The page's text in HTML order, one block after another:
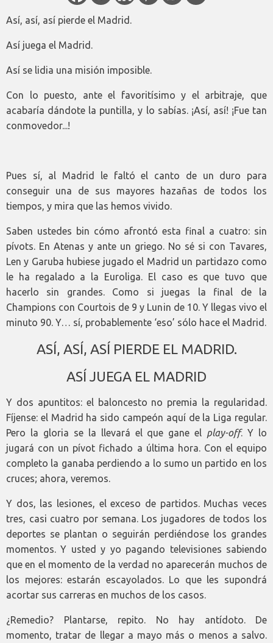
Así, así, así pierde el Madrid.
Así juega el Madrid.
Así se lidia una misión imposible.
Con lo puesto, ante el favoritísimo y el arbitraje, que
acabaría dándote la puntilla, y lo sabías. ¡Así, así! ¡Fue tan
conmovedor...!
Pues sí, al Madrid le faltó el canto de un duro para
conseguir una de sus mayores hazañas de todos los
tiempos, y mira que las hemos vivido.
Saben ustedes bin cómo afrontó esta final a cuatro: sin
pívots. En Atenas y ante un griego. No sé si con Tavares,
Len y Garuba hubiese jugado el Madrid un partidazo como
le ha regalado a la Euroliga. El caso es que tuvo que
hacerlo sin grandes. Como si juegas la final de la
Champions con Courtois de 9 y Lunin de 10. Y llegas vivo el
minuto 90. Y… sí, probablemente ‘eso’ sólo hace el Madrid.
ASÍ, ASÍ, ASÍ PIERDE EL MADRID.
ASÍ JUEGA EL MADRID
Y dos apuntitos: el baloncesto no premia la regularidad.
Fíjense: el Madrid ha sido campeón aquí de la Liga regular.
Pero la gloria se la llevará el que gane el play-off. Y lo
jugará con un pívot fichado a última hora. Con el equipo
completo la ganaba perdiendo a lo sumo un partido en los
cruces; ahora, veremos.
Y dos, las lesiones, el exceso de partidos. Muchas veces
tres, casi cuatro por semana. Los jugadores de todos los
deportes se plantan o seguirán perdiéndose los grandes
momentos. Y usted y yo pagando televisiones sabiendo
que en el momento de la verdad no aparecerán muchos de
los mejores: estarán escayolados. Lo que les supondrá
acortar sus carreras en muchos de los casos.
¿Remedio? Plantarse, repito. No hay antídoto. De
momento, tratar de llegar a mayo más o menos a salvo.